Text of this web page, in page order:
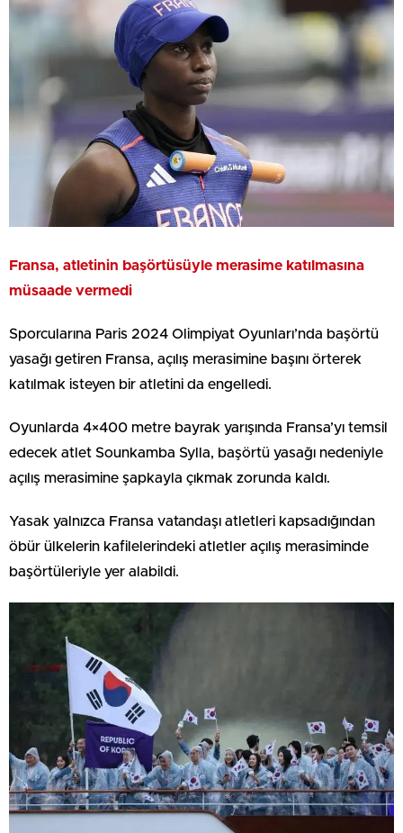
Fransa, atletinin başörtüsüyle merasime katılmasına
müsaade vermedi
Sporcularına Paris 2024 Olimpiyat Oyunları’nda başörtü
yasağı getiren Fransa, açılış merasimine başını örterek
katılmak isteyen bir atletini da engelledi.
Oyunlarda 4×400 metre bayrak yarışında Fransa’yı temsil
edecek atlet Sounkamba Sylla, başörtü yasağı nedeniyle
açılış merasimine şapkayla çıkmak zorunda kaldı.
Yasak yalnızca Fransa vatandaşı atletleri kapsadığından
öbür ülkelerin kafilelerindeki atletler açılış merasiminde
başörtüleriyle yer alabildi.